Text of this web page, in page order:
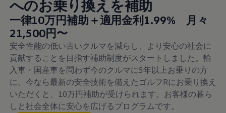
へのお乗り換えを補助
New price:
一律10万円補助＋適用金利1.99% 月々
21,500円〜
安全性能の低い古いクルマを減らし、より安心の社会に
貢献することを目指す補助制度がスタートしました。輸
入車・国産車を問わず今のクルマに5年以上お乗りの方
に。今なら最新の安全技術を備えたゴルフRにお乗り換え
いただくと、10万円補助が受けられます。お客様の暮ら
しと社会全体に安心を広げるプログラムです。